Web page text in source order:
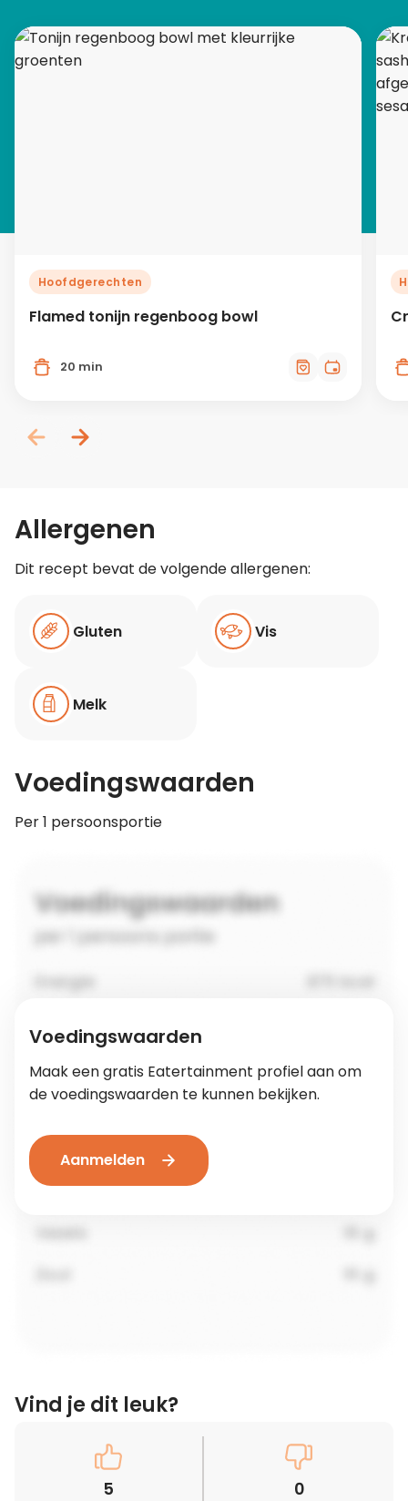
Hoofdgerechten
Flamed tonijn regenboog bowl
20 min
Allergenen
Dit recept bevat de volgende allergenen:
Gluten Vis
Melk
Voedingswaarden
Per 1 persoonsportie
Voedingswaarden
Maak een gratis Eatertainment profiel aan om
de voedingswaarden te kunnen bekijken.
Aanmelden
Vind je dit leuk?
5 0